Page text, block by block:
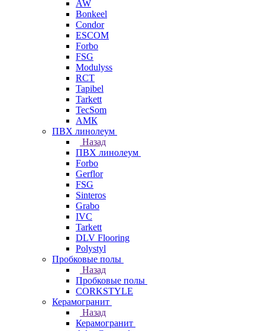
AW
Bonkeel
Condor
ESCOM
Forbo
FSG
Modulyss
RCT
Tapibel
Tarkett
TecSom
АМК
ПВХ линолеум
Назад
ПВХ линолеум
Forbo
Gerflor
FSG
Sinteros
Grabo
IVC
Tarkett
DLV Flooring
Polystyl
Пробковые полы
Назад
Пробковые полы
CORKSTYLE
Керамогранит
Назад
Керамогранит